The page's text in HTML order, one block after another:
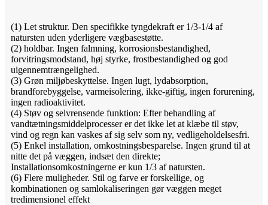
(1) Let struktur. Den specifikke tyngdekraft er 1/3-1/4 af
natursten uden yderligere vægbasestøtte.
(2) holdbar. Ingen falmning, korrosionsbestandighed,
forvitringsmodstand, høj styrke, frostbestandighed og god
uigennemtrængelighed.
(3) Grøn miljøbeskyttelse. Ingen lugt, lydabsorption,
brandforebyggelse, varmeisolering, ikke-giftig, ingen forurening,
ingen radioaktivitet.
(4) Støv og selvrensende funktion: Efter behandling af
vandtætningsmiddelprocesser er det ikke let at klæbe til støv,
vind og regn kan vaskes af sig selv som ny, vedligeholdelsesfri.
(5) Enkel installation, omkostningsbesparelse. Ingen grund til at
nitte det på væggen, indsæt den direkte;
Installationsomkostningerne er kun 1/3 af natursten.
(6) Flere muligheder. Stil og farve er forskellige, og
kombinationen og samlokaliseringen gør væggen meget
tredimensionel effekt